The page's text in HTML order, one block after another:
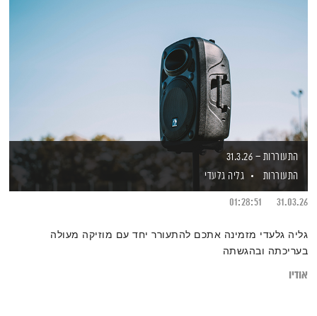
התעוררות – 31.3.26
התעוררות
גליה גלעדי
31.03.26
01:28:51
גליה גלעדי מזמינה אתכם להתעורר יחד עם מוזיקה מעולה
בעריכתה ובהגשתה
אודיו